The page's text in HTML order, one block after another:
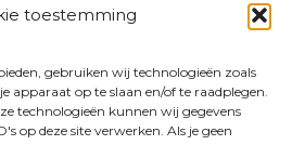
toestemming
gebruiken wij technologieën zoals
apparaat op te slaan en/of te raadplegen.
technologieën kunnen wij gegevens
op deze site verwerken. Als je geen
incl. BTW